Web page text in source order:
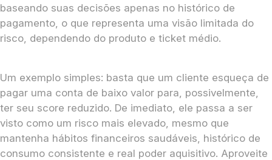
baseando suas decisões apenas no histórico de
pagamento, o que representa uma visão limitada do
risco, dependendo do produto e ticket médio.
Um exemplo simples: basta que um cliente esqueça de
pagar uma conta de baixo valor para, possivelmente,
ter seu score reduzido. De imediato, ele passa a ser
visto como um risco mais elevado, mesmo que
mantenha hábitos financeiros saudáveis, histórico de
consumo consistente e real poder aquisitivo. Aproveite